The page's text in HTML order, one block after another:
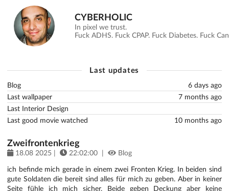
CYBERHOLIC
In pixel we trust.
Fuck ADHS. Fuck CPAP. Fuck Diabetes. Fuck
Last updates
6 days ago
Blog
7 months ago
Last wallpaper
Last Interior Design
10 months ago
Last good movie watched
Zweifrontenkrieg
18.08 2025 | 22:02:00 |
Blog
ich befinde mich gerade in einem zwei Fronten Krieg. In beiden sind
gute Soldaten die bereit sind alles für mich zu geben. Aber in keiner
Seite fühle ich mich sicher. Beide geben Deckung aber keine